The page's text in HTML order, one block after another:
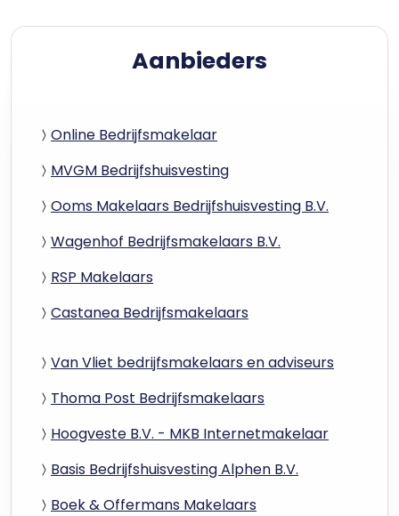
Aanbieders
Online Bedrijfsmakelaar
MVGM Bedrijfshuisvesting
Ooms Makelaars Bedrijfshuisvesting B.V.
Wagenhof Bedrijfsmakelaars B.V.
RSP Makelaars
Castanea Bedrijfsmakelaars
Van Vliet bedrijfsmakelaars en adviseurs
Thoma Post Bedrijfsmakelaars
Hoogveste B.V. - MKB Internetmakelaar
Basis Bedrijfshuisvesting Alphen B.V.
Boek & Offermans Makelaars